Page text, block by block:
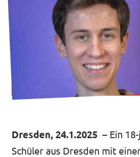
Jobs bei Volt
Volt im Stadtrat Dresden
Datenschutz
Dresden, 24.1.2025 – Ein
Schüler aus Dresden mit